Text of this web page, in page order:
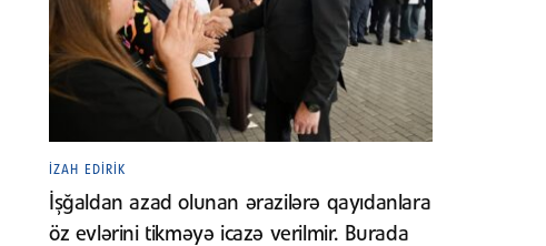
İZAH EDIRIK
İşğaldan azad olunan ərazilərə qayıdanlara
öz evlərini tikməyə icazə verilmir. Burada